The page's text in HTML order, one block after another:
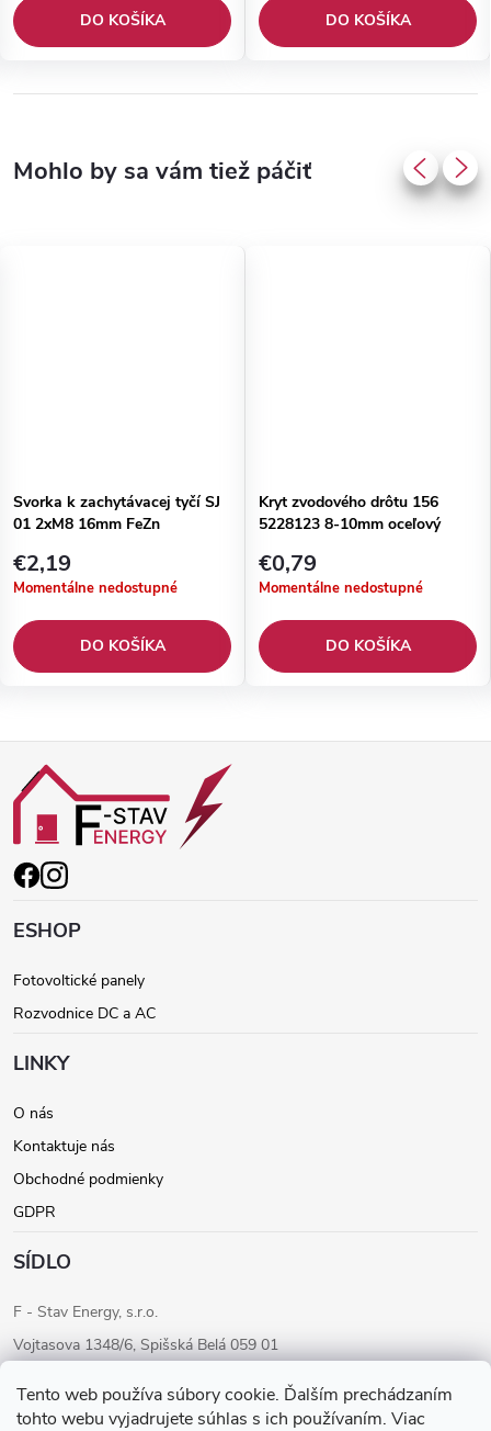
Tento web používa súbory cookie. Ďalším prechádzaním
tohto webu vyjadrujete súhlas s ich používaním. Viac
DO KOŠÍKA DO KOŠÍKA
Svorka k zachytávacej tyčí SJ
01 2xM8 16mm FeZn
€2,19
Momentálne nedostupné
DO KOŠÍKA
Kryt zvodového drôtu 156
5228123 8-10mm oceľový
€0,79
Momentálne nedostupné
DO KOŠÍKA
á
p
ä
e
ESHOP
Fotovoltické panely
Rozvodnice DC a AC
LINKY
O nás
Kontaktuje nás
Obchodné podmienky
GDPR
SÍDLO
F - Stav Energy, s.r.o.
Vojtasova 1348/6, Spišská Belá 059 01
IČ DPH: SK2023283680